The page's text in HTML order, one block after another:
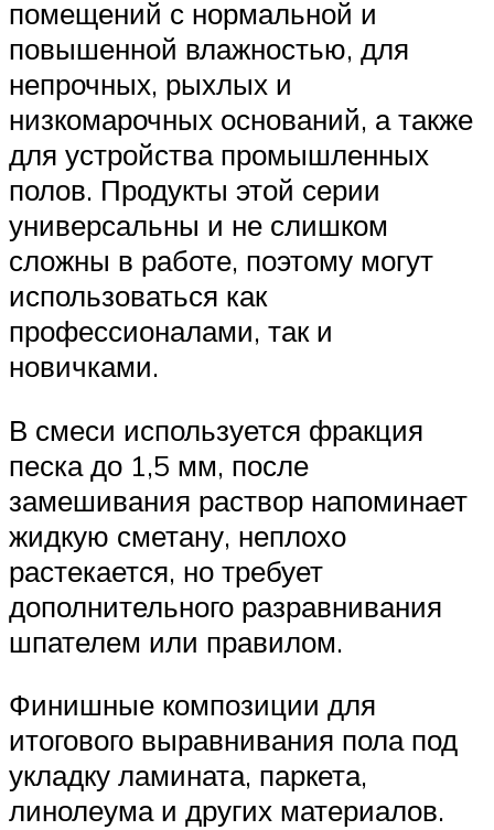
помещений с нормальной и
повышенной влажностью, для
непрочных, рыхлых и
низкомарочных оснований, а также
для устройства промышленных
полов. Продукты этой серии
универсальны и не слишком
сложны в работе, поэтому могут
использоваться как
профессионалами, так и
новичками.
В смеси используется фракция
песка до 1,5 мм, после
замешивания раствор напоминает
жидкую сметану, неплохо
растекается, но требует
дополнительного разравнивания
шпателем или правилом.
Финишные композиции для
итогового выравнивания пола под
укладку ламината, паркета,
линолеума и других материалов.